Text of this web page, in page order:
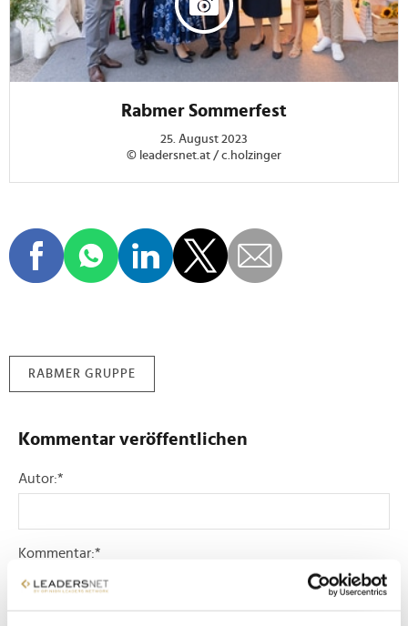
Rabmer Sommerfest
25. August 2023
© leadersnet.at / c.holzinger
RABMER GRUPPE
Kommentar veröffentlichen
Autor:*
Kommentar:*